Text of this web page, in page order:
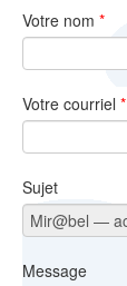
?
Votre nom *
Votre courriel *
Sujet
Message